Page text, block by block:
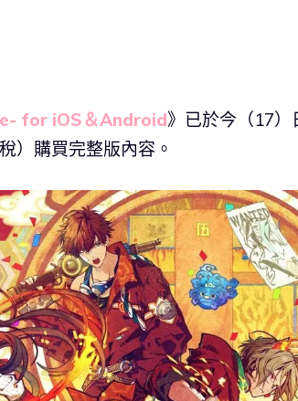
for iOS＆Android》已於今（17）
）購買完整版內容。